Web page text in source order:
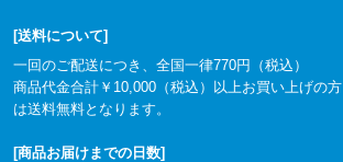
[送料について]
一回のご配送につき、全国一律770円（税込）
商品代金合計￥10,000（税込）以上お買い上げの方
は送料無料となります。
[商品お届けまでの日数]